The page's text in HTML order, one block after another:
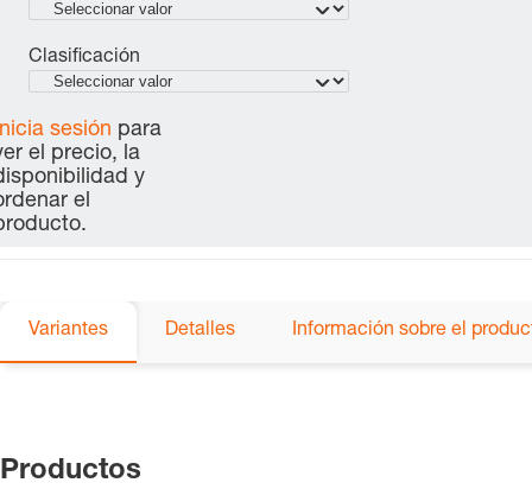
Clasificación
sesión para
el precio, la
y
el
Variantes Detalles Información sobre el
Productos